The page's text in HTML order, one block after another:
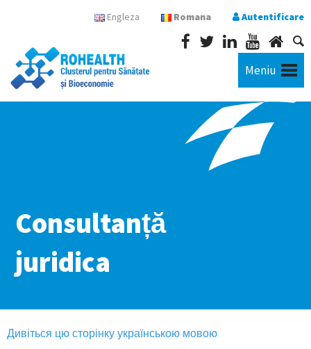
Engleza Romana Autentificare
Meniu
Consultanță
juridica
Дивіться цю сторінку українською мовою